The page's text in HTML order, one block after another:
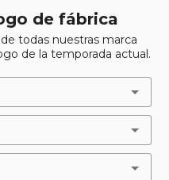
de fábrica
todas nuestras marca
de la temporada actual.